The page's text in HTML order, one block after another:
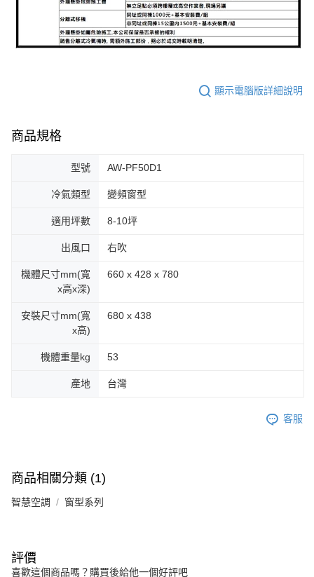
顯示電腦版詳細說明
商品規格
型號 AW-PF50D1
冷氣類型 變頻窗型
適用坪數 8-10坪
出風口 右吹
機體尺寸mm(寬
x高x深)
660 x 428 x 780
安裝尺寸mm(寬
x高)
680 x 438
機體重量kg 53
產地 台灣
客服
商品相關分類 (1)
智慧空調 窗型系列
評價
喜歡這個商品嗎？購買後給他一個好評吧